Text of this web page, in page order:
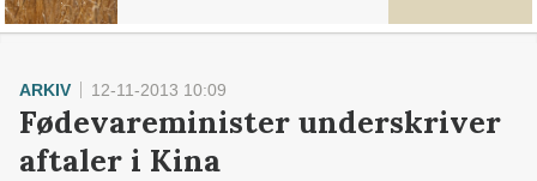
ARKIV 12-11-2013 10:09
Fødevareminister underskriver
aftaler i Kina